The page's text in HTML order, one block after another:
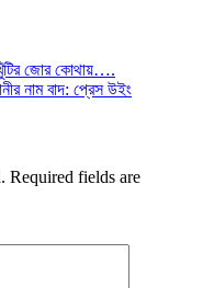
খুঁটির জোর কোথায়….
নাম বাদ: প্রেস উইং
Required fields are